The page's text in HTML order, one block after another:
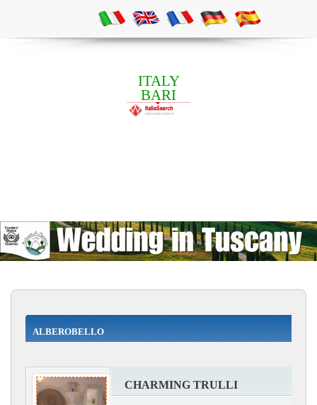
ITALY
BARI
ALBEROBELLO
CHARMING TRULLI